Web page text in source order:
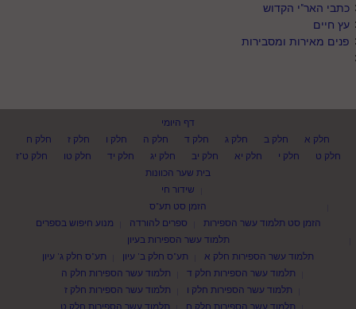
כתבי האר"י הקדוש
עץ חיים
פנים מאירות ומסבירות
דף היומי
חלק א
חלק ב חלק ג חלק ד חלק ה חלק ו חלק ז
חלק ח
חלק ט
חלק י חלק יא חלק יב חלק יג חלק יד חלק טו
חלק ט"ז
בית שער הכוונות
שידור חי
הזמן סט תע"ס
הזמן סט תלמוד עשר הספירות
ספרים להורדה
מנוע חיפוש בספרים
תלמוד עשר הספירות בעיון
תלמוד עשר הספירות חלק א
תע"ס חלק ב' עיון
תע"ס חלק ג' עיון
תלמוד עשר הספירות חלק ד
תלמוד עשר הספירות חלק ה
תלמוד עשר הספירות חלק ו
תלמוד עשר הספירות חלק ז
תלמוד עשר הספירות חלק ח
תלמוד עשר הספירות חלק ט